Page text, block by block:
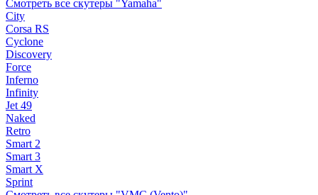
Смотреть все скутеры "Yamaha"
City
Corsa RS
Cyclone
Discovery
Force
Inferno
Infinity
Jet 49
Naked
Retro
Smart 2
Smart 3
Smart X
Sprint